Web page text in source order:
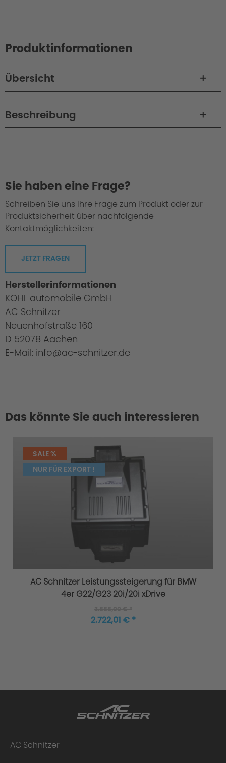
Produktinformationen
Übersicht
Beschreibung
Sie haben eine Frage?
Schreiben Sie uns Ihre Frage zum Produkt oder zur
Produktsicherheit über nachfolgende
Kontaktmöglichkeiten:
JETZT FRAGEN
Herstellerinformationen
KOHL automobile GmbH
AC Schnitzer
Neuenhofstraße 160
D 52078 Aachen
E-Mail: info@ac-schnitzer.de
Das könnte Sie auch interessieren
SALE %
NUR FÜR EXPORT !
AC Schnitzer Leistungssteigerung für BMW
4er G22/G23 20i/20i xDrive
2.722,01 € *
AC Schnitzer